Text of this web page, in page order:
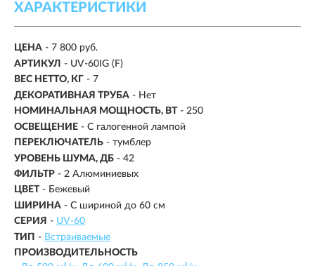
ХАРАКТЕРИСТИКИ
ЦЕНА - 7 800 руб.
АРТИКУЛ - UV-60IG (F)
ВЕС НЕТТО, КГ - 7
ДЕКОРАТИВНАЯ ТРУБА - Нет
НОМИНАЛЬНАЯ МОЩНОСТЬ, ВТ - 250
ОСВЕЩЕНИЕ - С галогенной лампой
ПЕРЕКЛЮЧАТЕЛЬ - тумблер
УРОВЕНЬ ШУМА, ДБ - 42
ФИЛЬТР - 2 Алюминиевых
ЦВЕТ - Бежевый
ШИРИНА - С шириной до 60 см
СЕРИЯ - UV-60
ТИП - Встраиваемые
ПРОИЗВОДИТЕЛЬНОСТЬ